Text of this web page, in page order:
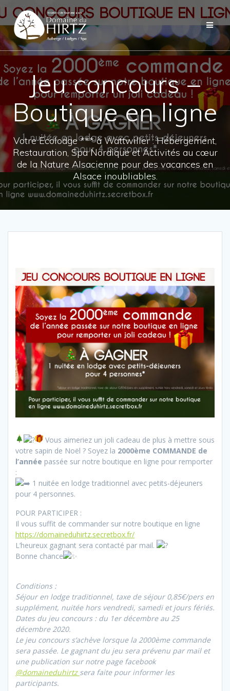
Skip
to
Jeu concours –
Boutique en ligne
Votre Ecolodge *** à Wattwiller : Hébergement,
Restauration, Spa Nordique et Activités au cœur
de la Nature Alsacienne pour des vacances en
Alsace inoubliables.
Vous aimeriez un joli cadeau de plus à mettre sous
votre sapin de Noël ? Soyez la 2000ème COMMANDE de
l’année passée sur notre boutique en ligne pour remporter
:
1 nuitée en lodge traditionnel avec petits-déjeuners
pour 4 personnes.
POUR PARTICIPER :
Il vous suffit de commander sur notre boutique en ligne
https://domaineduhirtz.secretbox.fr/
L’heureux gagnant sera contacté par mail.
Bonne chance
Conditions :
Séjour en lodge traditionnel, taxe de séjour 0,85€/pers en
supplément, nuitée hors vendredi, samedi et jours fériés.
Dates du jeu concours : du 1er décembre au 25
décembre 2020.
Le jeu concours s’achève lorsque la 2000ème commande
sera passée. Le gagnant du jeu sera prévenu par mail et
une publication sur notre page facebook
@domaineduhirtz sera faite pour informer les
participants.